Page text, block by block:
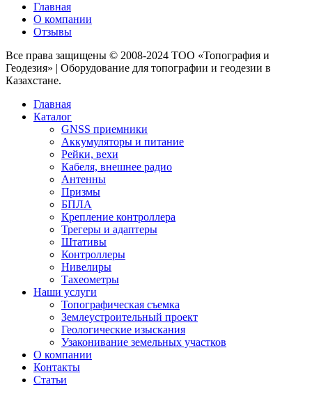
Главная
О компании
Отзывы
Все права защищены © 2008-2024 ТОО «Топография и
Геодезия» | Оборудование для топографии и геодезии в
Казахстане.
Главная
Каталог
GNSS приемники
Аккумуляторы и питание
Рейки, вехи
Кабеля, внешнее радио
Антенны
Призмы
БПЛА
Крепление контроллера
Трегеры и адаптеры
Штативы
Контроллеры
Нивелиры
Тахеометры
Наши услуги
Топографическая съемка
Землеустроительный проект
Геологические изыскания
Узаконивание земельных участков
О компании
Контакты
Статьи